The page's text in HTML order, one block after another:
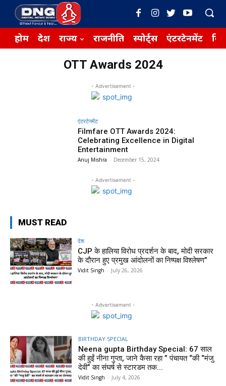
होम देश राज्य राजनीति स्पोर्ट्स एंटरटेनमेंट
OTT Awards 2024
- Advertisement -
एंटरटेनमेंट
Filmfare OTT Awards 2024:
Celebrating Excellence in Digital
Entertainment
Anuj Mishra - December 15, 2024
- Advertisement -
MUST READ
देश
CJP के हालिया विरोध प्रदर्शन के बाद, मोदी सरकार
के दौरान हुए प्रमुख आंदोलनों का निष्पक्ष विश्लेषण”
Vidit Singh - July 26, 2026
- Advertisement -
BIRTHDAY SPECIAL
Neena gupta Birthday Special: 67 साल
की हुईं नीना गुप्ता, जाने कैसा रहा ” पंचायत “की “मंजु
देवी” का संघर्ष से स्टारडम तक...
Vidit Singh - July 4, 2026